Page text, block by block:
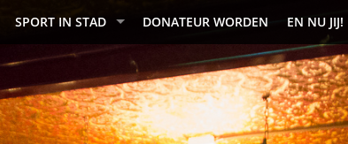
SPORT IN STAD DONATEUR WORDEN EN NU JIJ!